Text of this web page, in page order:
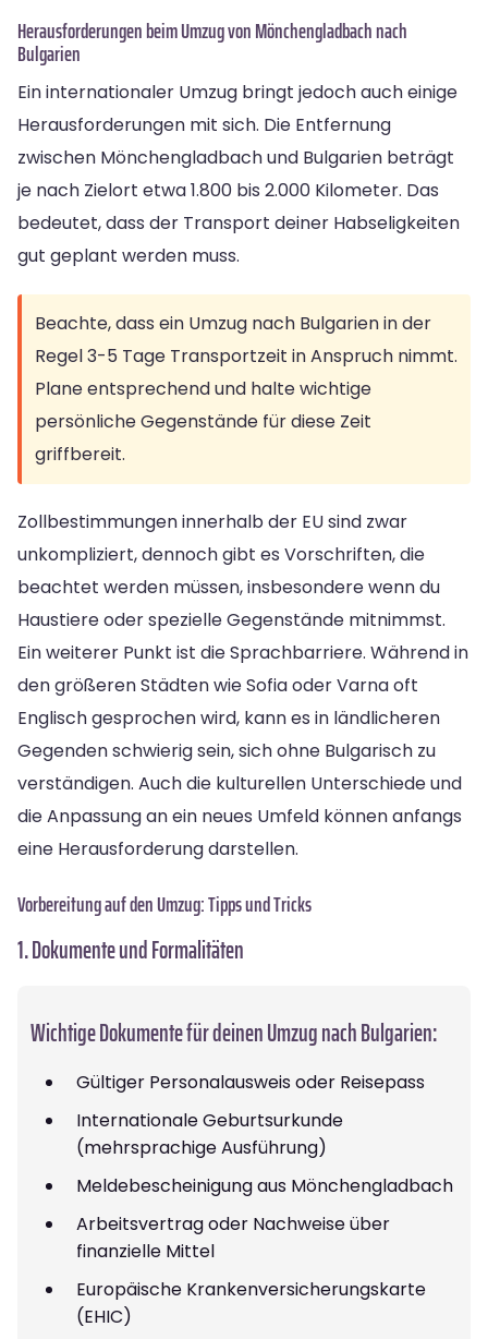
Herausforderungen beim Umzug von Mönchengladbach nach
Bulgarien
Ein internationaler Umzug bringt jedoch auch einige
Herausforderungen mit sich. Die Entfernung
zwischen Mönchengladbach und Bulgarien beträgt
je nach Zielort etwa 1.800 bis 2.000 Kilometer. Das
bedeutet, dass der Transport deiner Habseligkeiten
gut geplant werden muss.
Beachte, dass ein Umzug nach Bulgarien in der
Regel 3-5 Tage Transportzeit in Anspruch nimmt.
Plane entsprechend und halte wichtige
persönliche Gegenstände für diese Zeit
griffbereit.
Zollbestimmungen innerhalb der EU sind zwar
unkompliziert, dennoch gibt es Vorschriften, die
beachtet werden müssen, insbesondere wenn du
Haustiere oder spezielle Gegenstände mitnimmst.
Ein weiterer Punkt ist die Sprachbarriere. Während in
den größeren Städten wie Sofia oder Varna oft
Englisch gesprochen wird, kann es in ländlicheren
Gegenden schwierig sein, sich ohne Bulgarisch zu
verständigen. Auch die kulturellen Unterschiede und
die Anpassung an ein neues Umfeld können anfangs
eine Herausforderung darstellen.
Vorbereitung auf den Umzug: Tipps und Tricks
1. Dokumente und Formalitäten
Wichtige Dokumente für deinen Umzug nach Bulgarien:
Gültiger Personalausweis oder Reisepass
Internationale Geburtsurkunde
(mehrsprachige Ausführung)
Meldebescheinigung aus Mönchengladbach
Arbeitsvertrag oder Nachweise über
finanzielle Mittel
Europäische Krankenversicherungskarte
(EHIC)